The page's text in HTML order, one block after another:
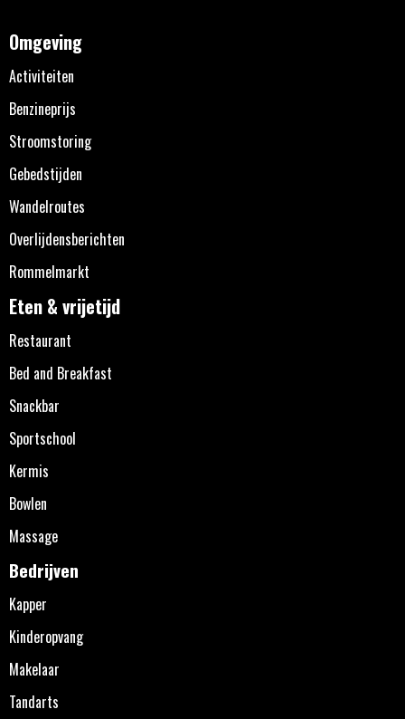
Omgeving
Activiteiten
Benzineprijs
Stroomstoring
Gebedstijden
Wandelroutes
Overlijdensberichten
Rommelmarkt
Eten & vrijetijd
Restaurant
Bed and Breakfast
Snackbar
Sportschool
Kermis
Bowlen
Massage
Bedrijven
Kapper
Kinderopvang
Makelaar
Tandarts